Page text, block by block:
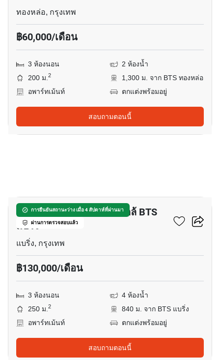
ทองหล่อ, กรุงเทพ
฿60,000/เดือน
3 ห้องนอน
2 ห้องน้ำ
200 ม.2
1,300 ม. จาก BTS ทองหล่อ
อพาร์ทเม้นท์
ตกแต่งพร้อมอยู่
สอบถามตอนนี้
การยืนยันสถานะว่าง เมื่อ 4 สัปดาห์ที่ผ่านมา
ผ่านการตรวจสอบแล้ว
อพาร์ทเมนต์ 3-ห้องนอน ใกล้ BTS
แบริ่ง
แบริ่ง, กรุงเทพ
฿130,000/เดือน
3 ห้องนอน
4 ห้องน้ำ
250 ม.2
840 ม. จาก BTS แบริ่ง
อพาร์ทเม้นท์
ตกแต่งพร้อมอยู่
สอบถามตอนนี้